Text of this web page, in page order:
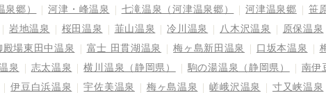
郷） 河津・峰温泉 七滝温泉（河津温泉郷） 河津温泉郷
笹
岩地温泉 桜田温泉 韮山温泉 冷川温泉 八木沢温泉 原保温泉
殿場東田中温泉 富士 田貫湖温泉 梅ヶ島新田温泉 口坂本温泉
泉 志太温泉 横川温泉（静岡県） 駒の湯温泉（静岡県）
南伊
伊豆白浜温泉 宇佐美温泉 梅ヶ島温泉 嵯峨沢温泉 寸又峡温泉